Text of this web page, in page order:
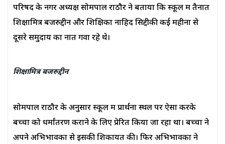
परिषद के नगर अध्यक्ष सोमपाल राठौर ने बताया कि स्कूल में तैनात
शिक्षामित्र बजरुद्दीन और शिक्षिका नाहिद सिद्दीकी कई महीनों से
दूसरे समुदाय का नात गवा रहे थे।
शिक्षामित्र बजरुद्दीन
सोमपाल राठौर के अनुसार स्कूल में प्रार्थना स्थल पर ऐसा करके
बच्चों को धर्मांतरण कराने के लिए प्रेरित किया जा रहा था। बच्चों ने
अपने अभिभावकों से इसकी शिकायत की। फिर अभिभावकों ने